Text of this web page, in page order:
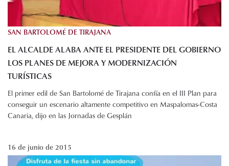
SAN BARTOLOMÉ DE TIRAJANA
EL ALCALDE ALABA ANTE EL PRESIDENTE DEL GOBIERNO
LOS PLANES DE MEJORA Y MODERNIZACIÓN
TURÍSTICAS
El primer edil de San Bartolomé de Tirajana confía en el III Plan para
conseguir un escenario altamente competitivo en Maspalomas-Costa
Canaria, dijo en las Jornadas de Gesplán
16 de junio de 2015